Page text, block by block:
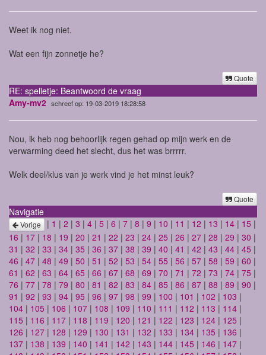
Weet ik nog niet.
Wat een fijn zonnetje he?
Quote
RE: spelletje: Beantwoord de vraag
Amy-mv2 schreef op: 19-03-2019 18:28:58
Nou, ik heb nog behoorlijk regen gehad op mijn werk en de
verwarming deed het slecht, dus het was brrrrr.
Welk deel/klus van je werk vind je het minst leuk?
Quote
Navigatie
Vorige | 1 | 2 | 3 | 4 | 5 | 6 | 7 | 8 | 9 | 10 | 11 | 12 | 13 | 14 | 15 |
16 | 17 | 18 | 19 | 20 | 21 | 22 | 23 | 24 | 25 | 26 | 27 | 28 | 29 | 30 |
31 | 32 | 33 | 34 | 35 | 36 | 37 | 38 | 39 | 40 | 41 | 42 | 43 | 44 | 45 |
46 | 47 | 48 | 49 | 50 | 51 | 52 | 53 | 54 | 55 | 56 | 57 | 58 | 59 | 60 |
61 | 62 | 63 | 64 | 65 | 66 | 67 | 68 | 69 | 70 | 71 | 72 | 73 | 74 | 75 |
76 | 77 | 78 | 79 | 80 | 81 | 82 | 83 | 84 | 85 | 86 | 87 | 88 | 89 | 90 |
91 | 92 | 93 | 94 | 95 | 96 | 97 | 98 | 99 | 100 | 101 | 102 | 103 |
104 | 105 | 106 | 107 | 108 | 109 | 110 | 111 | 112 | 113 | 114 |
115 | 116 | 117 | 118 | 119 | 120 | 121 | 122 | 123 | 124 | 125 |
126 | 127 | 128 | 129 | 130 | 131 | 132 | 133 | 134 | 135 | 136 |
137 | 138 | 139 | 140 | 141 | 142 | 143 | 144 | 145 | 146 | 147 |